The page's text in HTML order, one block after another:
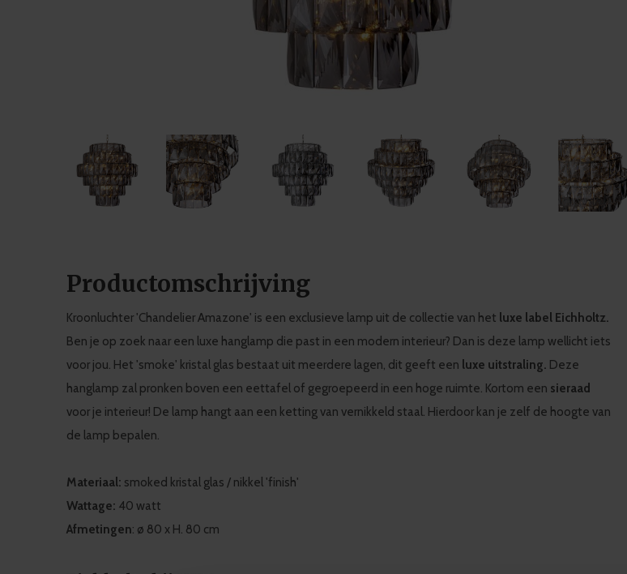
Productomschrijving
Kroonluchter 'Chandelier Amazone' is een exclusieve lamp uit de collectie van het luxe label Eichholtz.
Ben je op zoek naar een luxe hanglamp die past in een modern interieur? Dan is deze lamp wellicht iets
voor jou. Het 'smoke' kristal glas bestaat uit meerdere lagen, dit geeft een luxe uitstraling. Deze
hanglamp zal pronken boven een eettafel of gegroepeerd in een hoge ruimte. Kortom een sieraad
voor je interieur! De lamp hangt aan een ketting van vernikkeld staal. Hierdoor kan je zelf de hoogte van
de lamp bepalen.
Materiaal: smoked kristal glas / nikkel 'finish'
Wattage: 40 watt
Afmetingen: ø 80 x H. 80 cm